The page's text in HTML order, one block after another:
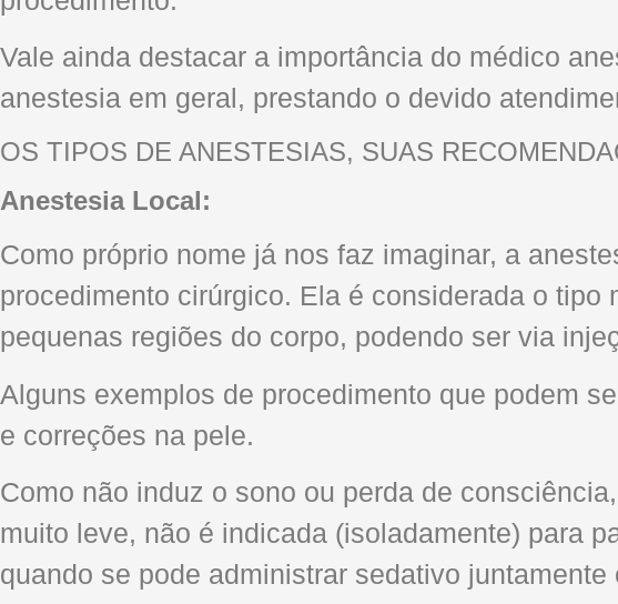
Vale ainda destacar a importância do médico
anestesia em geral, prestando o devido
OS TIPOS DE ANESTESIAS, SUAS
Anestesia Local:
Como próprio nome já nos faz imaginar, a
procedimento cirúrgico. Ela é considerada o
pequenas regiões do corpo, podendo ser via
Alguns exemplos de procedimento que podem
e correções na pele.
Como não induz o sono ou perda de
muito leve, não é indicada (isoladamente) para
quando se pode administrar sedativo juntamente